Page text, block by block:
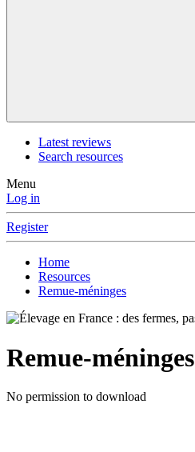
Latest reviews
Search resources
Menu
Log in
Register
Home
Resources
Remue-méninges
Remue-méninges
No permission to download